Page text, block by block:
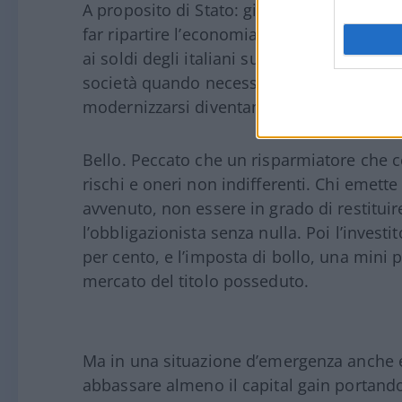
A proposito di Stato: giustamente
far ripartire l’economia. Bene, forse
ai soldi degli italiani sul fronte delle
società quando necessitano di denaro
modernizzarsi diventando più competitive.
Bello. Peccato che un risparmiatore che
rischi e oneri non indifferenti. Chi
avvenuto, non essere in grado di
l’obbligazionista senza nulla. Poi
per cento, e l’imposta di bollo, una mini
mercato del titolo posseduto.
Ma in una situazione d’emergenza
abbassare almeno il capital gain